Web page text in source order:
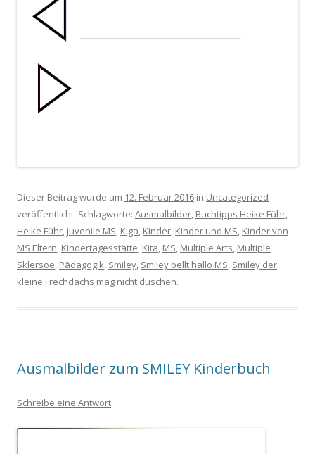
Dieser Beitrag wurde am 12. Februar 2016 in Uncategorized
veröffentlicht. Schlagworte: Ausmalbilder, Buchtipps Heike Führ,
Heike Führ, juvenile MS, Kiga, Kinder, Kinder und MS, Kinder von
MS Eltern, Kindertagesstätte, Kita, MS, Multiple Arts, Multiple
Sklersoe, Pädagogik, Smiley, Smiley bellt hallo MS, Smiley der
kleine Frechdachs mag nicht duschen.
Ausmalbilder zum SMILEY Kinderbuch
Schreibe eine Antwort